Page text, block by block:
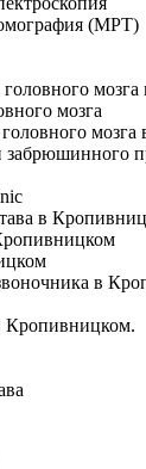
(МРТ)
мозга
в
в
Кропивницком.